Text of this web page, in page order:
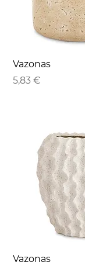
Vazonas
Kaina
5,83 €
Vazonas